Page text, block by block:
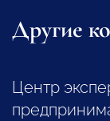
Другие
Центр